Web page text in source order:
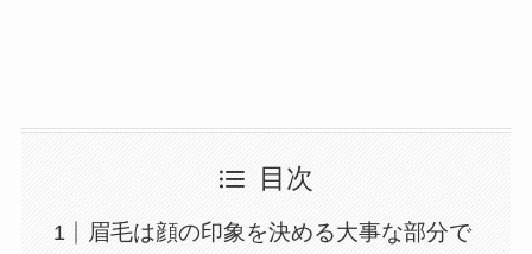
目次
眉毛は顔の印象を決める大事な部分で